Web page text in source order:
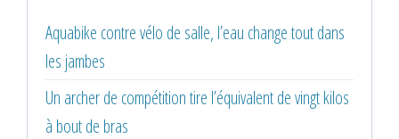
Aquabike contre vélo de salle, l’eau change tout dans
les jambes
Un archer de compétition tire l’équivalent de vingt kilos
à bout de bras